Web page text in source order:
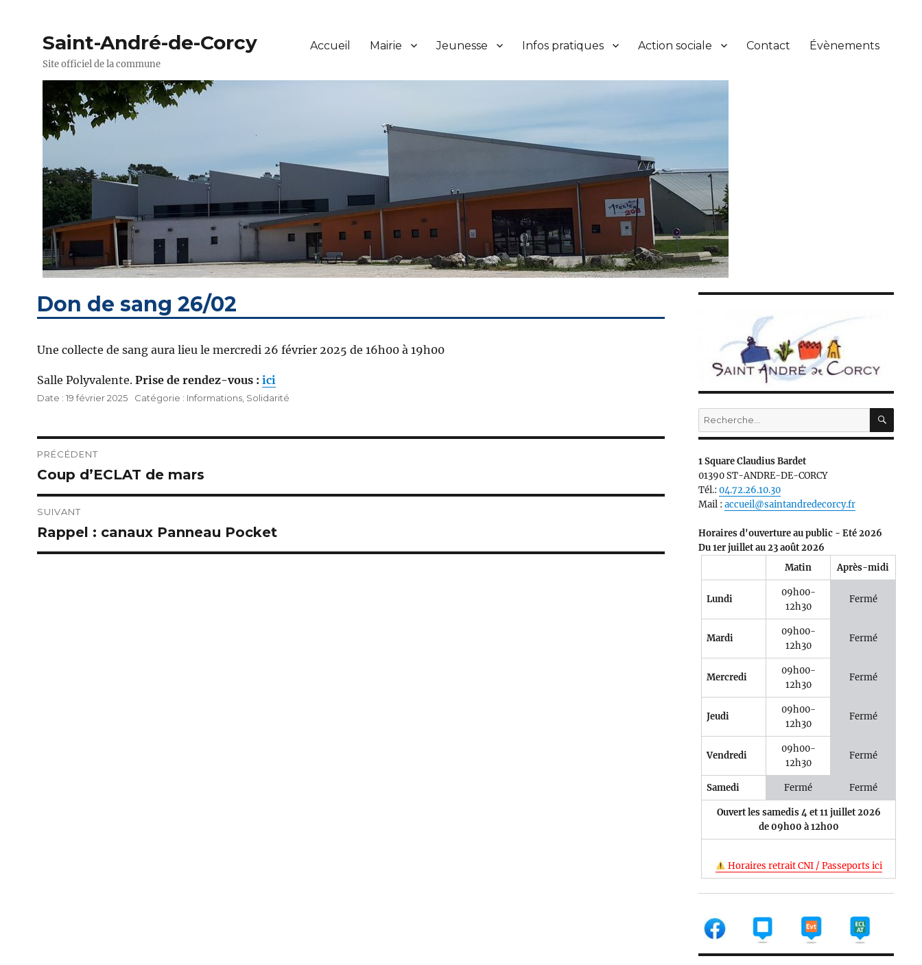
Saint-André-de-Corcy
Site officiel de la commune
Accueil Mairie Jeunesse Infos pratiques Action sociale Contact Évènements
Don de sang 26/02
Une collecte de sang aura lieu le mercredi 26 février 2025 de 16h00 à 19h00
Salle Polyvalente. Prise de rendez-vous : ici
Publié
19 février 2025 Catégories
Informations, Solidarité
Navigation
de
l’article
PRÉCÉDENT
Publication
précédente :
Coup d’ECLAT de mars
SUIVANT
Publication
suivante :
Rappel : canaux Panneau Pocket
Recherche
pour :
1 Square Claudius Bardet
01390 ST-ANDRE-DE-CORCY
Tél.:04.72.26.10.30
Mail :accueil@saintandredecorcy.fr
Horaires d'ouverture au public - Eté 2026
Du 1er juillet au 23 août 2026
Matin
Après-midi
Lundi
09h00-
12h30
Fermé
Mardi
09h00-
12h30
Fermé
Mercredi
09h00-
12h30
Fermé
Jeudi
09h00-
12h30
Fermé
Vendredi
09h00-
12h30
Fermé
Samedi Fermé Fermé
Ouvert les samedis 4 et 11 juillet 2026
de 09h00 à 12h00
Horaires retrait CNI / Passeports ici